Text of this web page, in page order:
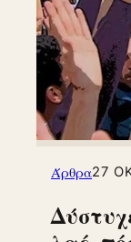
Άρθρα27